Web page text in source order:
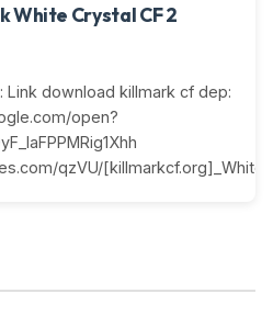
Crystal CF 2
Link download killmark cf dep:
open?
qzVU/